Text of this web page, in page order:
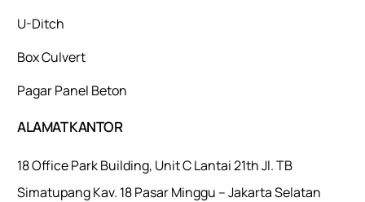
U-Ditch
Box Culvert
Pagar Panel Beton
ALAMAT KANTOR
18 Office Park Building, Unit C Lantai 21th Jl. TB
Simatupang Kav. 18 Pasar Minggu – Jakarta Selatan